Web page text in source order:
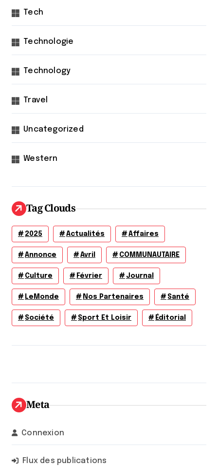
Tech
Technologie
Technology
Travel
Uncategorized
Western
Tag Clouds
2025 Actualités Affaires
Annonce Avril COMMUNAUTAIRE
Culture Février Journal
LeMonde Nos Partenaires Santé
Société Sport Et Loisir Éditorial
Meta
Connexion
Flux des publications